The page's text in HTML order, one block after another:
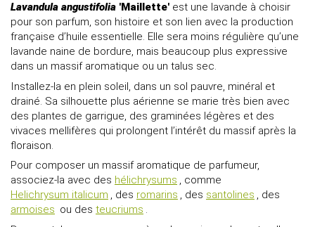
Lavandula angustifolia 'Maillette' est une lavande à choisir
pour son parfum, son histoire et son lien avec la production
française d’huile essentielle. Elle sera moins régulière qu’une
lavande naine de bordure, mais beaucoup plus expressive
dans un massif aromatique ou un talus sec.
Installez-la en plein soleil, dans un sol pauvre, minéral et
drainé. Sa silhouette plus aérienne se marie très bien avec
des plantes de garrigue, des graminées légères et des
vivaces mellifères qui prolongent l’intérêt du massif après la
floraison.
Pour composer un massif aromatique de parfumeur,
associez-la avec des hélichrysums , comme
Helichrysum italicum , des romarins , des santolines , des
armoises ou des teucriums .